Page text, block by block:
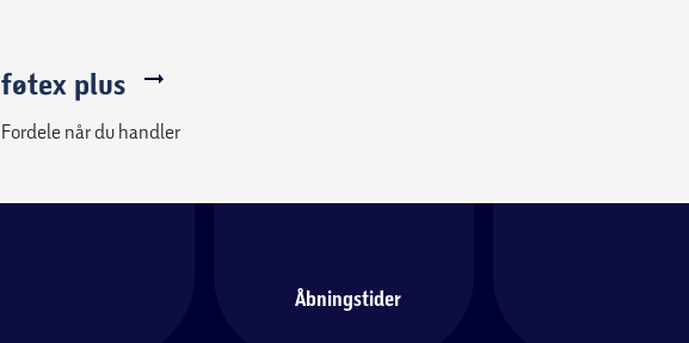
føtex plus
Fordele når du handler
Åbningstider